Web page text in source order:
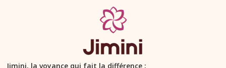
Jimini, la voyance qui fait la différence :